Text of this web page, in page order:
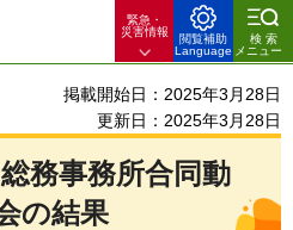
緊急・
災害情報
閲覧補助
Language
検索
メニュー
掲載開始日：2025年3月28日
更新日：2025年3月28日
務事務所合同動
の結果